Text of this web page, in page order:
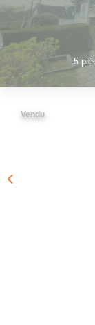
5
Vendu